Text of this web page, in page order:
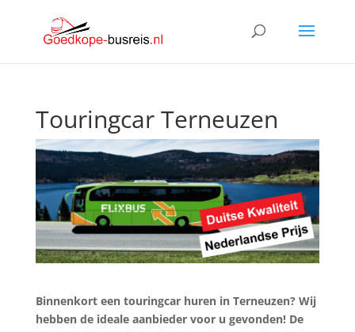
Touringcar Terneuzen
Binnenkort een touringcar huren in Terneuzen? Wij
hebben de ideale aanbieder voor u gevonden! De